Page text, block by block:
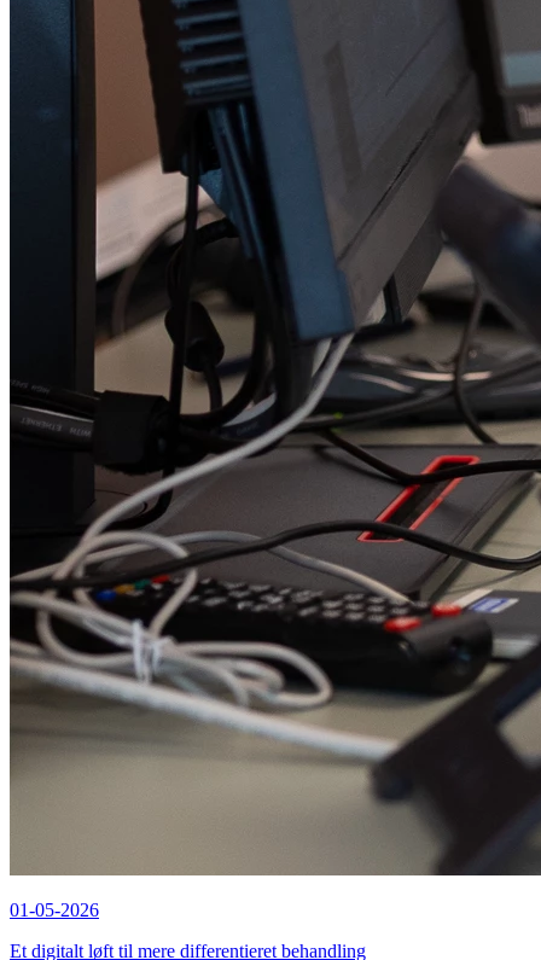
01-05-2026
Et digitalt løft til mere differentieret behandling